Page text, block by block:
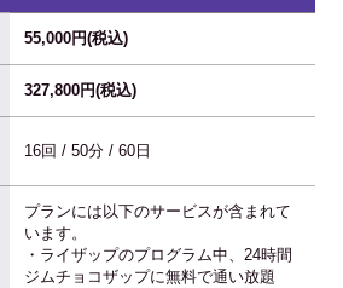
55,000円(税込)
327,800円(税込)
16回 / 50分 / 60日
プランには以下のサービスが含まれて
います。
・ライザップのプログラム中、24時間
ジムチョコザップに無料で通い放題